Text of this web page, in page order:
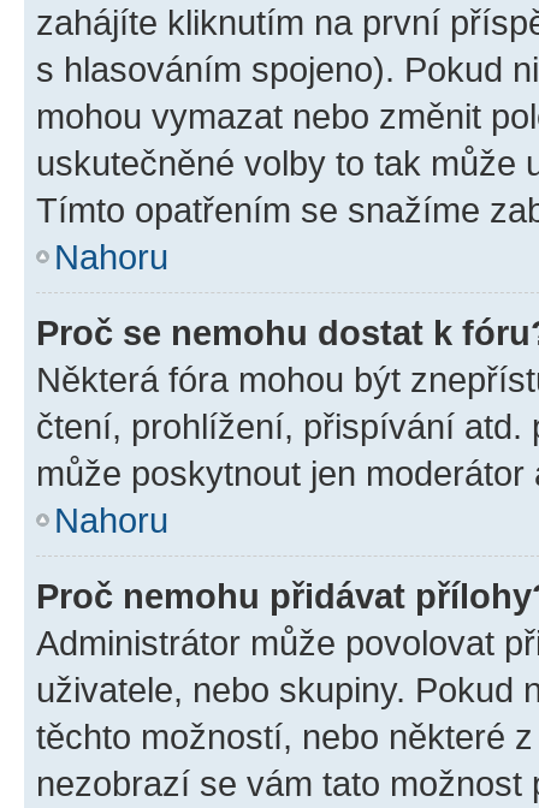
zahájíte kliknutím na první
s hlasováním spojeno). Pokud
mohou vymazat nebo změnit
uskutečněné volby to tak může
Tímto opatřením se snažíme
Nahoru
Proč se nemohu dostat k
Některá fóra mohou být
čtení, prohlížení, přispívání atd.
může poskytnout jen
Nahoru
Proč nemohu přidávat
Administrátor může povolovat
uživatele, nebo skupiny. Pokud
těchto možností, nebo některé
nezobrazí se vám tato